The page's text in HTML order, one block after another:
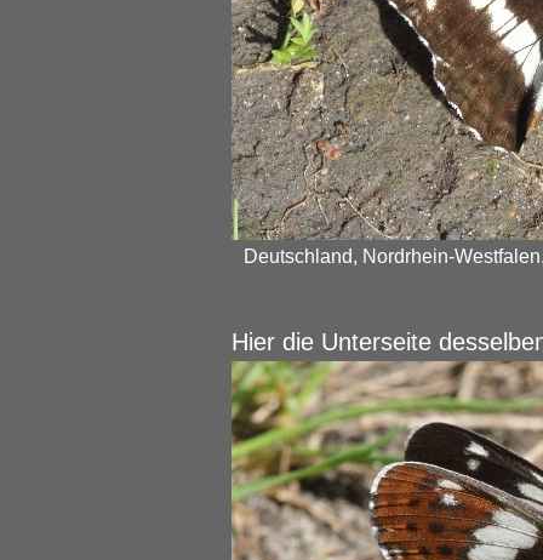
Deutschland, Nordrhein-
Hier die Unterseite